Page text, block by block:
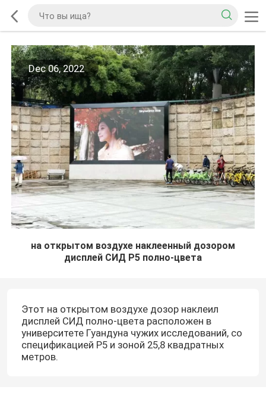
Dec 06, 2022
на открытом воздухе наклеенный дозором
дисплей СИД P5 полно-цвета
Этот на открытом воздухе дозор наклеил
дисплей СИД полно-цвета расположен в
университете Гуандуна чужих исследований, со
спецификацией P5 и зоной 25,8 квадратных
метров.